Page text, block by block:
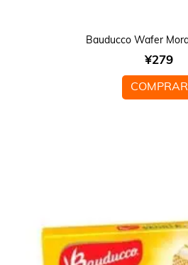
Bauducco Wafer
¥279
COMPRAR